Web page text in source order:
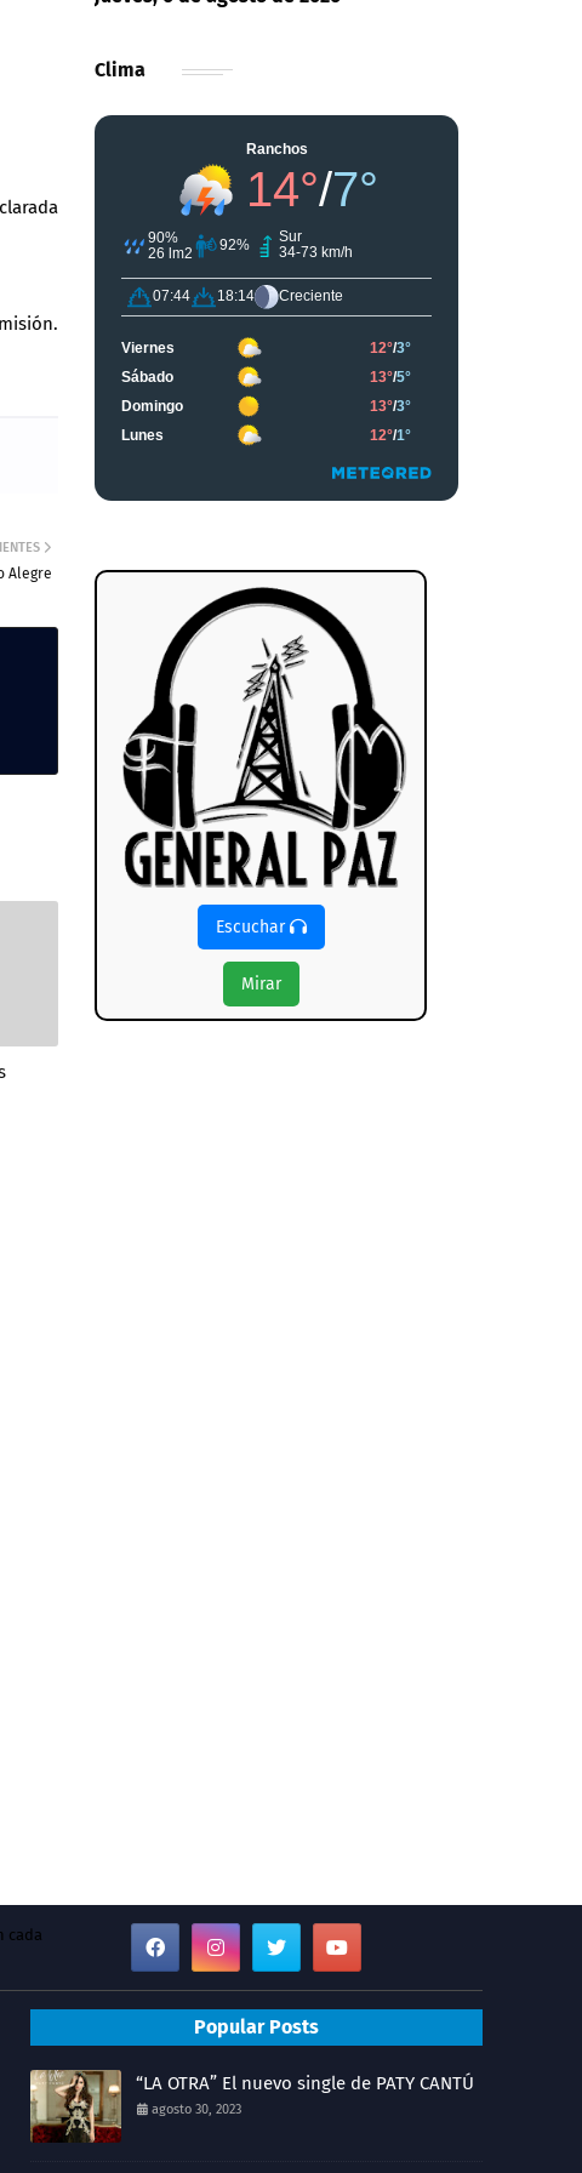
Alegre
Clima
Escuchar
Mirar
cada
Popular Posts
“LA OTRA” El nuevo single de PATY CANTÚ
agosto 30, 2023